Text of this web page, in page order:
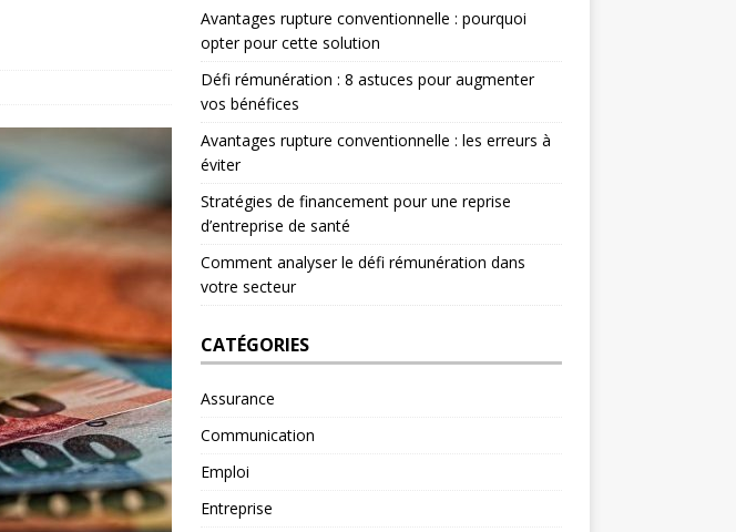
Avantages rupture conventionnelle : pourquoi
opter pour cette solution
Défi rémunération : 8 astuces pour augmenter
vos bénéfices
Avantages rupture conventionnelle : les erreurs à
éviter
Stratégies de financement pour une reprise
d’entreprise de santé
Comment analyser le défi rémunération dans
votre secteur
CATÉGORIES
Assurance
Communication
Emploi
Entreprise